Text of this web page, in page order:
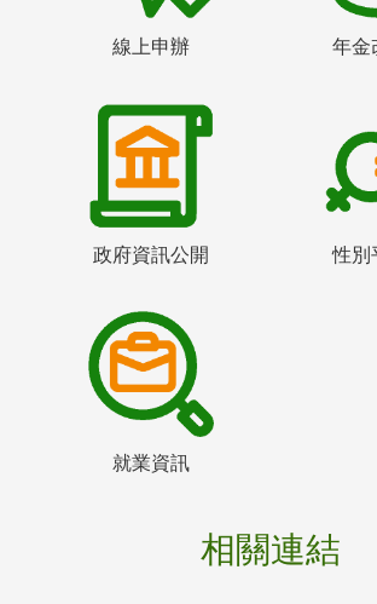
線上申辦 年金
政府資訊公開 性別
就業資訊
相關連結